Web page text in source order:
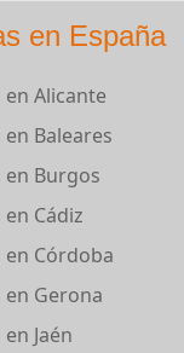
en España
Alicante
Baleares
en Burgos
Cádiz
en Córdoba
Gerona
Jaén